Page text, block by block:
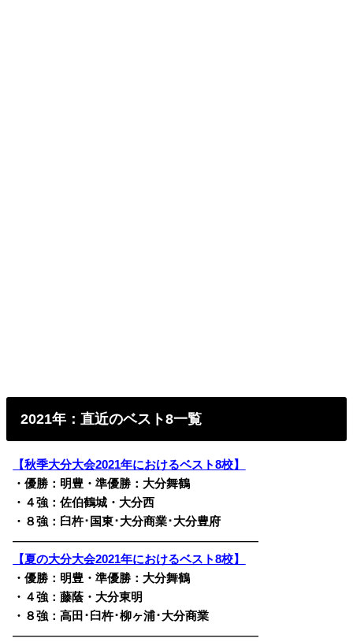
2021年：直近のベスト8一覧
【秋季大分大会2021年におけるベスト8校】
・優勝：明豊・準優勝：大分舞鶴
・４強：佐伯鶴城・大分西
・８強：臼杵･国東･大分商業･大分豊府
————————————————————————
【夏の大分大会2021年におけるベスト8校】
・優勝：明豊・準優勝：大分舞鶴
・４強：藤蔭・大分東明
・８強：高田･臼杵･柳ヶ浦･大分商業
————————————————————————